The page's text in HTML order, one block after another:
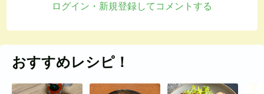
ログイン・新規登録してコメントする
おすすめレシピ！